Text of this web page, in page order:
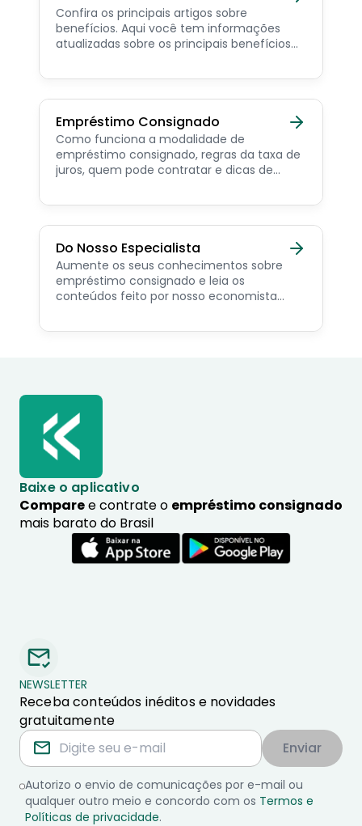
Confira os principais artigos sobre
benefícios. Aqui você tem informações
atualizadas sobre os principais benefícios
pensionista e beneficiários de programas
Empréstimo Consignado
Como funciona a modalidade de
empréstimo consignado, regras da taxa de
juros, quem pode contratar e dicas de
Do Nosso Especialista
Aumente os seus conhecimentos sobre
empréstimo consignado e leia os
conteúdos feito por nosso economista
Baixe o aplicativo
Comparee contrate o empréstimo consignado
mais barato do Brasil
NEWSLETTER
Receba conteúdos inéditos e novidades
gratuitamente
Enviar
Autorizo o envio de comunicações por e-mail ou
qualquer outro meio e concordo com os Termos e
Políticas de privacidade.